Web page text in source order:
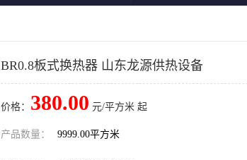
BR0.8板式换热器 山东龙源供热设备
价格： 380.00 元/平方米 起
产品数量： 9999.00平方米